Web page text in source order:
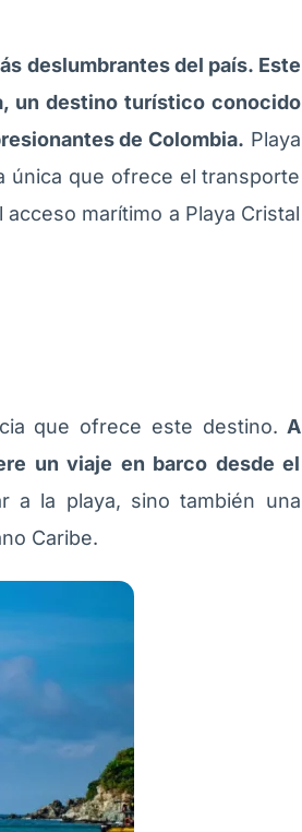
deslumbrantes del país. Este
un destino turístico conocido
de Colombia. Playa
única que ofrece el transporte
marítimo a Playa Cristal
que ofrece este destino. A
un viaje en barco desde el
a la playa, sino también una
Caribe.